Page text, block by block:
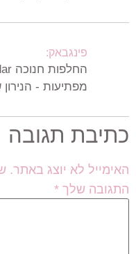
פינגבאק:
מפתיעות -
כתיבת תגובה
האימייל לא יוצג באתר.
התגובה שלך *